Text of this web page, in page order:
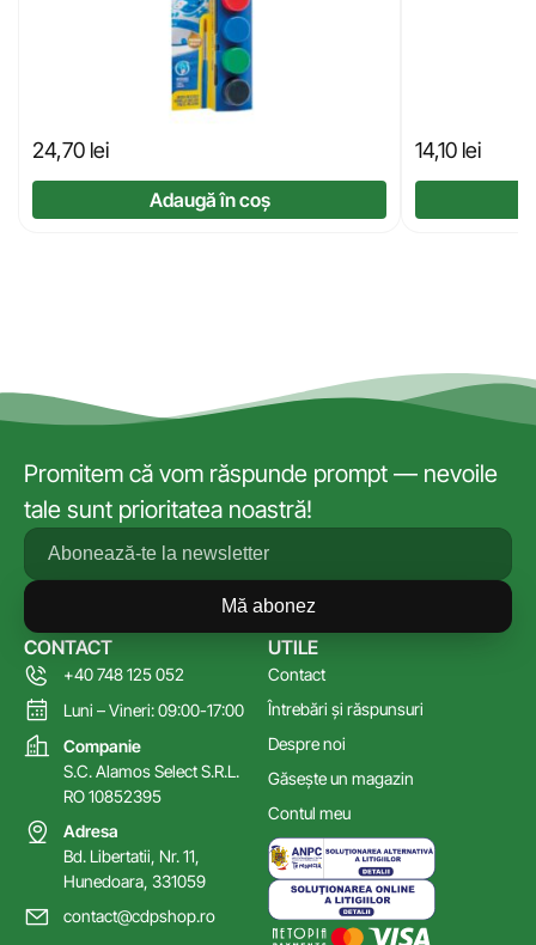
24,70 lei
Adaugă în coș
14,10 lei
Promitem că vom răspunde prompt — nevoile
tale sunt prioritatea noastră!
Mă abonez
UTILE
Contact
Întrebări și răspunsuri
Despre noi
Găsește un magazin
Contul meu
CONTACT
+40 748 125 052
Luni – Vineri: 09:00-17:00
Companie
S.C. Alamos Select S.R.L.
RO 10852395
Adresa
Bd. Libertatii, Nr. 11,
Hunedoara, 331059
contact@cdpshop.ro